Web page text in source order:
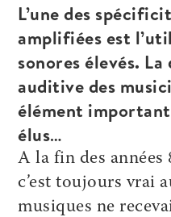
L’une des
amplifiées est
sonores élevés.
auditive des
élément
élus…
A la fin des années
c’est toujours vrai
musiques ne